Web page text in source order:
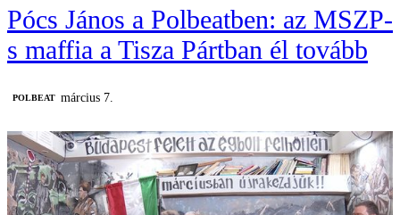
Pócs János a Polbeatben: az MSZP-
s maffia a Tisza Pártban él tovább
‎POLBEAT március 7.